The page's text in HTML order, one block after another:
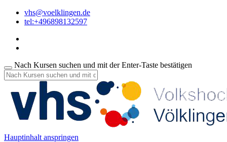
vhs@voelklingen.de
tel:+496898132597
Nach Kursen suchen und mit der Enter-Taste bestätigen
Hauptinhalt anspringen